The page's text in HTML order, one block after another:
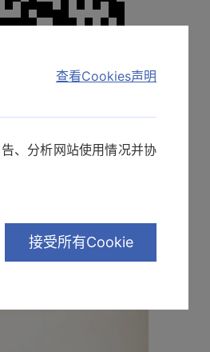
豆浆机（共9名）
查看Cookies声明
、分析网站使用情况并协
接受所有Cookie